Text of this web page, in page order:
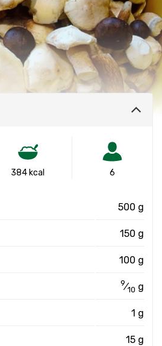
384 kcal 6
500 g
150 g
100 g
9⁄10 g
1 g
15 g